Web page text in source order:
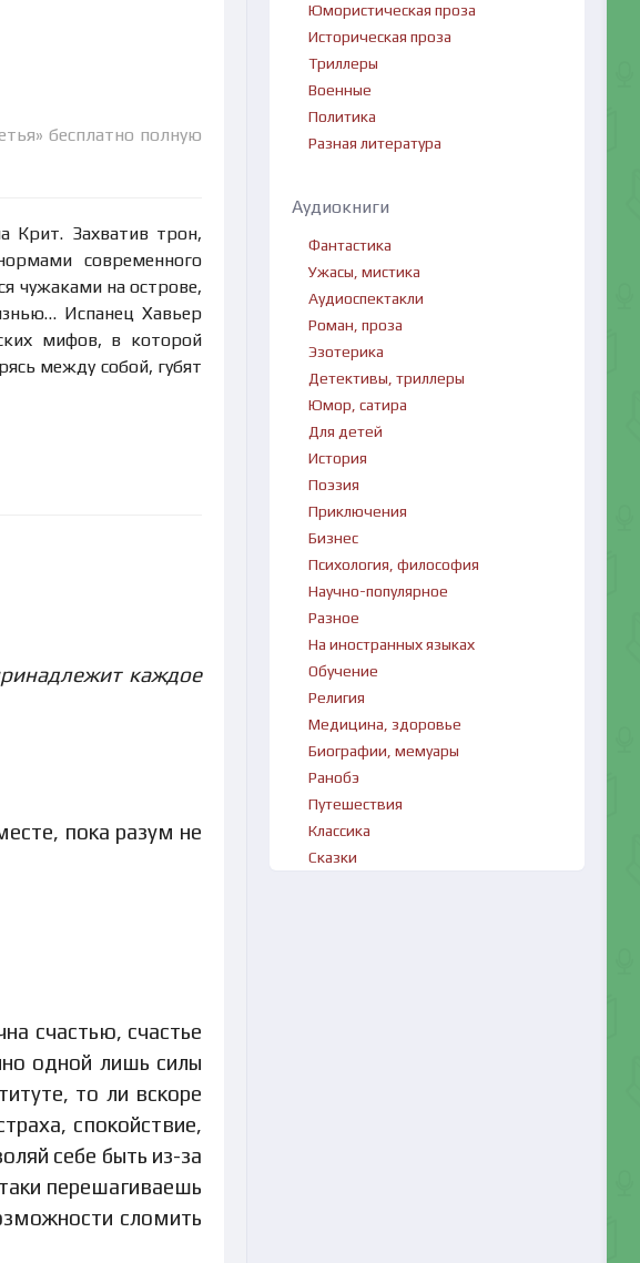
бесплатно полную
Крит. Захватив трон,
современного
чужаками на острове,
Испанец Хавьер
мифов, в которой
между собой, губят
каждое
пока разум не
счастью, счастье
одной лишь силы
то ли вскоре
спокойствие,
себе быть из-за
перешагиваешь
сломить
Юмористическая проза
Историческая проза
Триллеры
Военные
Политика
Разная литература
Аудиокниги
Фантастика
Ужасы, мистика
Аудиоспектакли
Роман, проза
Эзотерика
Детективы, триллеры
Юмор, сатира
Для детей
История
Поэзия
Приключения
Бизнес
Психология, философия
Научно-популярное
Разное
На иностранных языках
Обучение
Религия
Медицина, здоровье
Биографии, мемуары
Ранобэ
Путешествия
Классика
Сказки